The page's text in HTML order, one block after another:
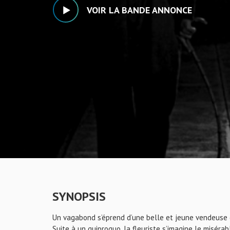
VOIR LA BANDE ANNONCE
SYNOPSIS
Un vagabond s’éprend d’une belle et jeune